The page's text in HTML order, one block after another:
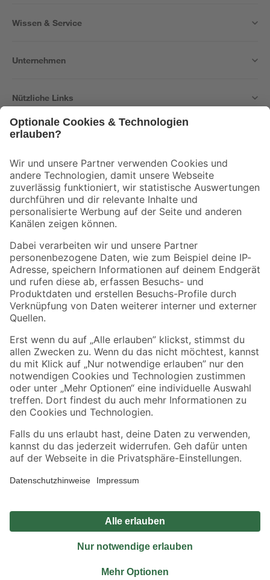
Wissen & Service
Unternehmen
Nützliche Links
Der toom Newsletter: Keine Angebote und Aktionen mehr verpassen!
Zur Newsletter Anmeldung
Folge uns
Zahlungsarten Versandarten
Sicher einkaufen
Jetzt die toom-App herunterladen
Alle Preisangaben in EUR inkl. gesetzl. MwSt.. Die dargestellten Angebote sind unter
Umständen nicht in allen Märkten verfügbar. Die angegebenen Verfügbarkeiten beziehen
Produkte nur solange der Vorrat reicht.
*Paketversand ab 59 € versandkostenfrei, gilt nicht für Artikel mit Speditionsversand, hier
Privatsphäre Impressum
Nutzungsbedingungen
Widerrufsrecht
Vertrag widerrufen
© 2026 toom Baumarkt GmbH